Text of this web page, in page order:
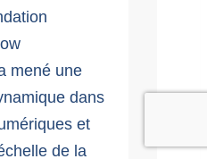
mené une
dans
et
de la